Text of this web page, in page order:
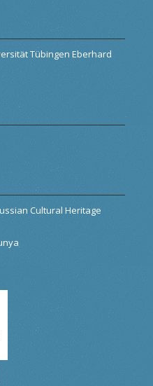
Tübingen Eberhard
Cultural Heritage